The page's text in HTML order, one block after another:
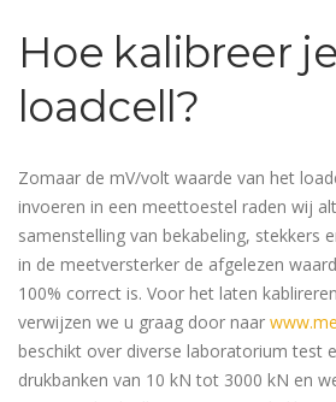
Hoe kalibreer
loadcell?
Zomaar de mV/volt waarde van het
invoeren in een meettoestel raden wij
samenstelling van bekabeling, stekkers
in de meetversterker de afgelezen
100% correct is. Voor het laten
verwijzen we u graag door naar
beschikt over diverse laboratorium test
drukbanken van 10 kN tot 3000 kN en